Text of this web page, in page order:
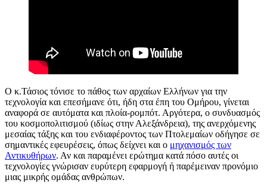
Ο κ.Τάσιος τόνισε το πάθος των αρχαίων Ελλήνων για την
τεχνολογία και επεσήμανε ότι, ήδη στα έπη του Ομήρου, γίνεται
αναφορά σε αυτόματα και πλοία-ρομπότ. Αργότερα, ο συνδυασμός
του κοσμοπολιτισμού (ιδίως στην Αλεξάνδρεια), της ανερχόμενης
μεσαίας τάξης και του ενδιαφέροντος των Πτολεμαίων οδήγησε σε
σημαντικές εφευρέσεις, όπως δείχνει και ο μηχανισμός των
Αντικυθήρων. Αν και παραμένει ερώτημα κατά πόσο αυτές οι
τεχνολογίες γνώρισαν ευρύτερη εφαρμογή ή παρέμειναν προνόμιο
μιας μικρής ομάδας ανθρώπων.